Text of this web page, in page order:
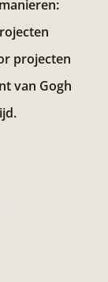
projecten
van Gogh